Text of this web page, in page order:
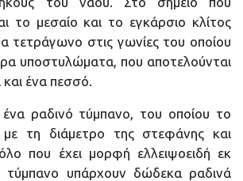
το μεσαίο και το εγκάρσιο κλίτος
τετράγωνο στις γωνίες του οποίου
υποστυλώματα, που αποτελούνται
ένα πεσσό.
ραδινό τύμπανο, του οποίου το
με τη διάμετρο της στεφάνης και
που έχει μορφή ελλειψοειδή εκ
τύμπανο υπάρχουν δώδεκα ραδινά